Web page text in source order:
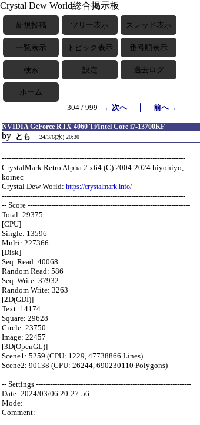
Crystal Dew World総合掲示板
新規投稿 ツリー表示 スレッド表示
一覧表示 トピック表示 番号順表示
検索 設定 過去ログ
ホーム
304 / 999
←次へ｜ 前へ→
NVIDIA GeForce RTX 4060 Ti/Intel Core i7-13700KF
by とも 24/3/6(水) 20:30
------------------------------------------------------------------------------
CrystalMark Retro Alpha 2 x64 (C) 2004-2024 hiyohiyo,
koinec
Crystal Dew World: https://crystalmark.info/
------------------------------------------------------------------------------
-- Score ---------------------------------------------------------------------
Total: 29375
[CPU]
Single: 13596
Multi: 227366
[Disk]
Seq. Read: 40068
Random Read: 586
Seq. Write: 37932
Random Write: 3263
[2D(GDI)]
Text: 14174
Square: 29628
Circle: 23750
Image: 22457
[3D(OpenGL)]
Scene1: 5259 (CPU: 1229, 47738866 Lines)
Scene2: 90138 (CPU: 26244, 690230110 Polygons)
-- Settings ------------------------------------------------------------------
Date: 2024/03/06 20:27:56
Mode:
Comment: